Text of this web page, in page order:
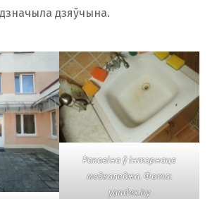
дзяўчына.
Ракавіна ў інтэрнаце
медкаледжа. Фота:
yandex.by